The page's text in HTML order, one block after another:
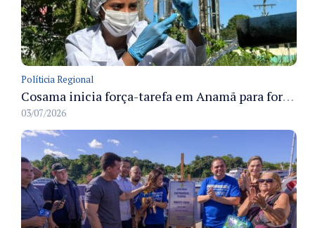
Políticia Regional
Cosama inicia força-tarefa em Anamã para fortalecer abastecimento de água e segurança hídrica da população
03/07/2026